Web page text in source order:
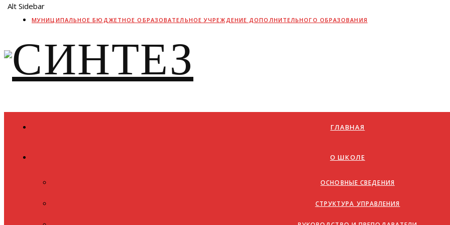
МУНИЦИПАЛЬНОЕ БЮДЖЕТНОЕ ОБРАЗОВАТЕЛЬНОЕ УЧРЕЖДЕНИЕ ДОПОЛНИТЕЛЬНОГО ОБРАЗОВАНИЯ
Alt Sidebar
ГЛАВНАЯ
О ШКОЛЕ
ОСНОВНЫЕ СВЕДЕНИЯ
СТРУКТУРА УПРАВЛЕНИЯ